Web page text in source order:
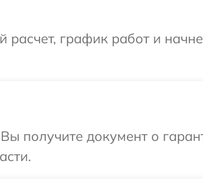
расчет, график работ и
получите документ о